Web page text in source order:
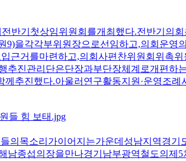
반기첫상임위원회를개최했다.전반기의
을각각부위원장으로선임하고,의회운
근거를마련하고,의회사편찬위원회위촉
진관리단은단장과부단장체계로개편하
추진했다.아울러연구활동지원·운영조
의목소리가이어지는가운데성남지역경
종섭의장을만나경기남부광역철도의